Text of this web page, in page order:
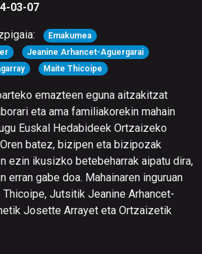
03-07
Emakumea
Jeanine Arhancet-Aguergarai
Maite Thicoipe
emazteen eguna aitzakitzat
eta ama familiakorekin mahain
Euskal Hedabideek Ortzaizeko
batez, bizipen eta bizipozak
ezin ikusizko betebeharrak aipatu dira,
erran gabe doa. Mahainaren inguruan
Jutsitik Jeanine Arhancet-
Josette Arrayet eta Ortzaizetik